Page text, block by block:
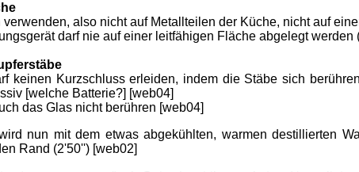
also nicht auf Metallteilen der Küche, nicht auf
darf nie auf einer leitfähigen Fläche abgelegt
keinen Kurzschluss erleiden, indem die Stäbe sich
[welche Batterie?] [web04]
das Glas nicht berühren [web04]
nun mit dem etwas abgekühlten, warmen destillierten
Rand (2'50'') [web02]